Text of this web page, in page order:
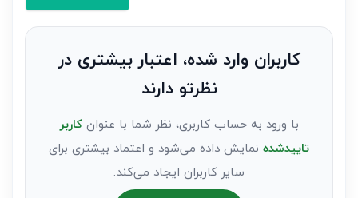
نظر
کاربران وارد شده، اعتبار بیشتری در
نظرتو دارند
با ورود به حساب کاربری، نظر شما با عنوانکاربر
تاییدشده نمایش داده می‌شود و اعتماد بیشتری برای
سایر کاربران ایجاد می‌کند.